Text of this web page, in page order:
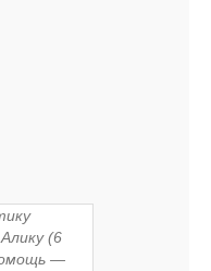
(6
—